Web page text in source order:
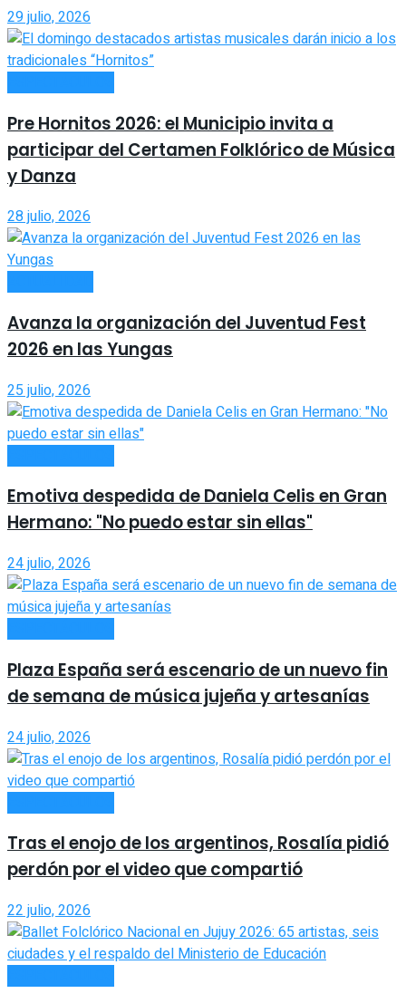
29 julio, 2026
Pre Hornitos 2026: el Municipio invita a
participar del Certamen Folklórico de Música
y Danza
28 julio, 2026
Avanza la organización del Juventud Fest
2026 en las Yungas
25 julio, 2026
Emotiva despedida de Daniela Celis en Gran
Hermano: "No puedo estar sin ellas"
24 julio, 2026
Plaza España será escenario de un nuevo fin
de semana de música jujeña y artesanías
24 julio, 2026
Tras el enojo de los argentinos, Rosalía pidió
perdón por el video que compartió
22 julio, 2026